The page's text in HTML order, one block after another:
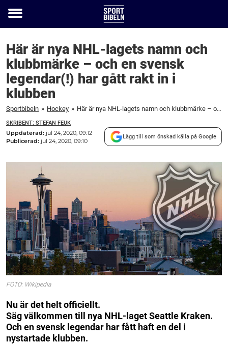
Toggle
Här är nya NHL-lagets namn och
klubbmärke – och en svensk
legendar(!) har gått rakt in i
klubben
Sportbibeln » Hockey » Här är nya NHL-lagets namn och klubbmärke – och en svensk legendar(!) har gått rakt in i klubben
SKRIBENT: STEFAN FEUK
Uppdaterad: jul 24, 2020, 09:12
Publicerad: jul 24, 2020, 09:10
Lägg till som önskad källa på Google
FOTO: Wikipedia
Nu är det helt officiellt.
Säg välkommen till nya NHL-laget Seattle Kraken.
Och en svensk legendar har fått haft en del i
nystartade klubben.